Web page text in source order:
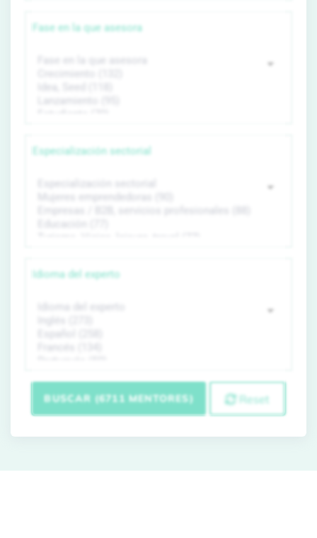
Fase en la que asesora
Especialización sectorial
Idioma del experto
BUSCAR (6711 MENTORES) Reset